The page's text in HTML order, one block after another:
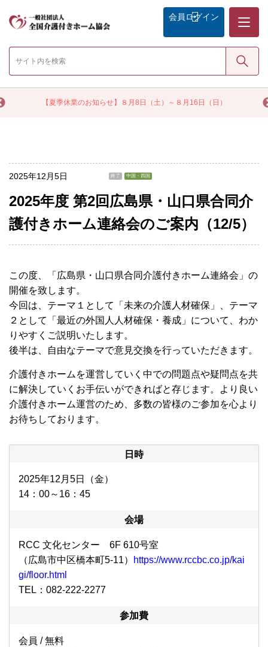
【夏季休業のお知らせ】８月8日（土）～８月16日（日）
会員 ログイン
検索
2025年12月5日 終了 中国・四国
2025年度 第2回広島県・山口県合同介
護付きホーム連絡会のご案内（12/5）
この度、「広島県・山口県合同介護付きホーム連絡会」の
開催を致します。
今回は、テーマ１として「未来の介護人材確保」、テーマ
２として「最近の外国人人材確保・養成」について、わか
りやすくご説明いたします。
後半は、自由なテーマで意見交換を行っていただきます。
介護付きホームを運営していく中での問題点や疑問点を共
に解決していくお手伝いができればと存じます。より良い
介護付きホーム運営のため、多数の皆様のご参加を心より
お待ちしております。
日時
2025年12月5日（金）
14：00～16：45
会場
RCC 文化センター 6F 610号室
（広島市中区橋本町5-11）
https://www.rccbc.co.jp/kai
gi/floor.html
TEL：082-222-2277
参加費
会員 / 無料